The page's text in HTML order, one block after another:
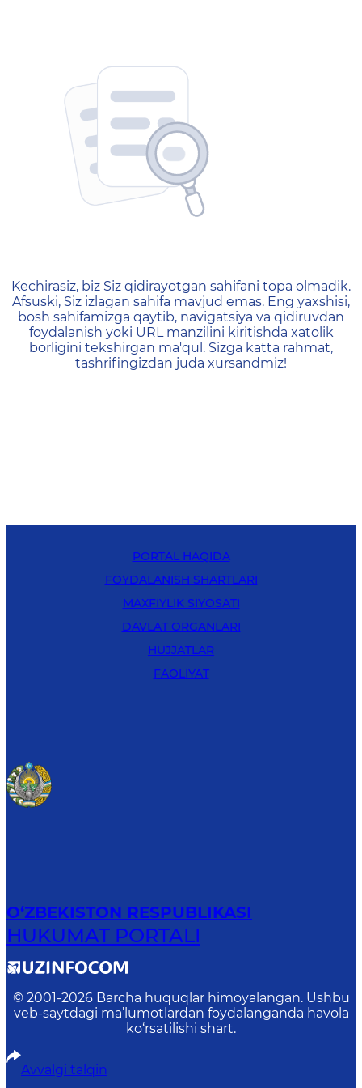
404 — Страница не
Kechirasiz, biz Siz qidirayotgan sahifani topa olmadik.
Afsuski, Siz izlagan sahifa mavjud emas. Eng yaxshisi,
bosh sahifamizga qaytib, navigatsiya va qidiruvdan
foydalanish yoki URL manzilini kiritishda xatolik
borligini tekshirgan ma'qul. Sizga katta rahmat,
tashrifingizdan juda xursandmiz!
PORTAL HAQIDA
FOYDALANISH SHARTLARI
MAXFIYLIK SIYOSATI
DAVLAT ORGANLARI
HUJJATLAR
FAOLIYAT
O‘ZBEKISTON RESPUBLIKASI
HUKUMAT PORTALI
© 2001-2026 Barcha huquqlar himoyalangan. Ushbu
veb-saytdagi ma’lumotlardan foydalanganda havola
ko‘rsatilishi shart.
Avvalgi talqin